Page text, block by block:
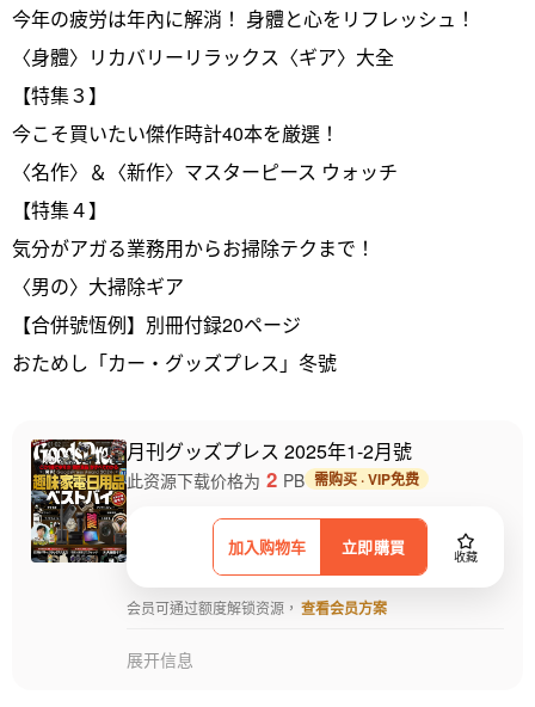
今年の疲労は年內に解消！ 身體と心をリフレッシュ！
〈身體〉リカバリーリラックス〈ギア〉大全
【特集３】
今こそ買いたい傑作時計40本を厳選！
〈名作〉＆〈新作〉マスターピース ウォッチ
【特集４】
気分がアガる業務用からお掃除テクまで！
〈男の〉大掃除ギア
【合併號恆例】別冊付録20ページ
おためし「カー・グッズプレス」冬號
月刊グッズプレス 2025年1-2月號
加入购物车 立即購買 收藏
此资源下载价格为 2 PB 需购买 · VIP免费
会员可通过额度解锁资源， 查看会员方案
展开信息